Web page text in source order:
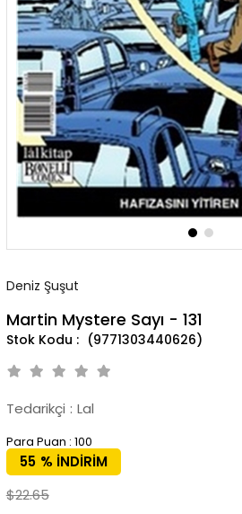
Deniz Şuşut
Martin Mystere Sayı - 131
(9771303440626)
Tedarikçi : Lal
Para Puan : 100
%
55
İNDIRIM
$22.65